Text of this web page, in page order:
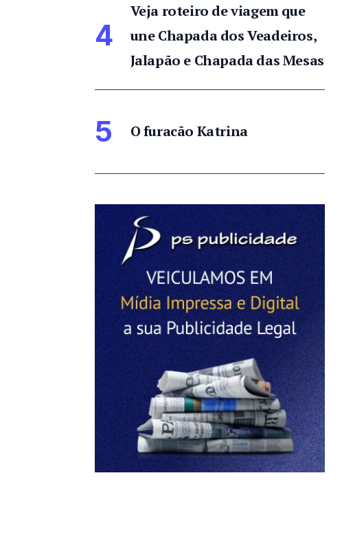
4
Veja roteiro de viagem que
une Chapada dos Veadeiros,
Jalapão e Chapada das Mesas
5 O furacão Katrina